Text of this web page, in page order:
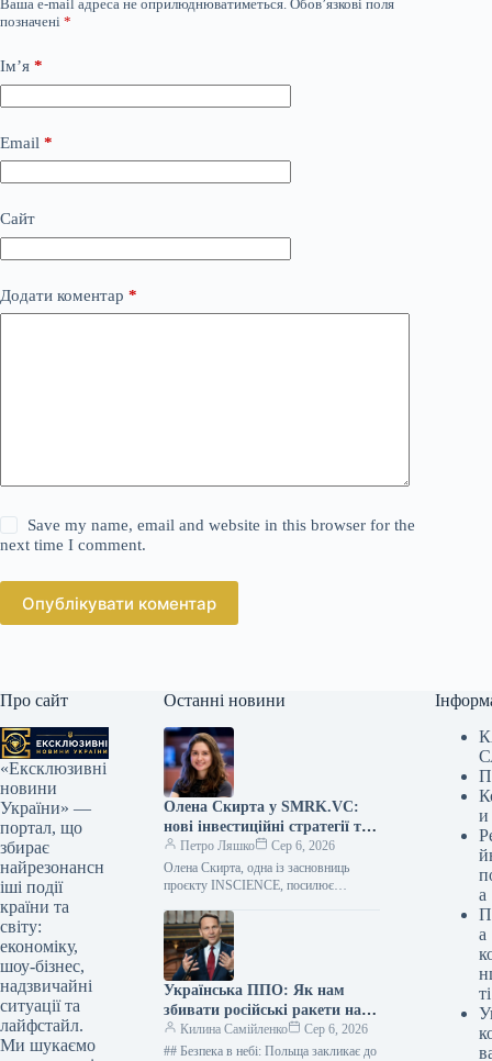
Ваша e-mail адреса не оприлюднюватиметься. Обов’язкові поля
позначені *
Ім’я *
Email *
Сайт
Додати коментар *
Save my name, email and website in this browser for the
next time I comment.
Опублікувати коментар
Про сайт
«Ексклюзивні
новини
України» —
портал, що
збирає
найрезонансн
іші події
країни та
світу:
економіку,
шоу-бізнес,
надзвичайні
ситуації та
лайфстайл.
Ми шукаємо
Останні новини
Олена Скирта у SMRK.VC:
нові інвестиційні стратегії та
деталі від директорки
Петро Ляшко
Сер 6, 2026
Олена Скирта, одна із засновниць
проєкту INSCIENCE, посилює
обійнявши посаду інвестиційної
директорки. Про це пані Скирта…
Українська ППО: Як нам
збивати російські ракети над
власною територією
Килина Самійленко
Сер 6, 2026
## Безпека в небі: Польща закликає до
и
а
а
ті